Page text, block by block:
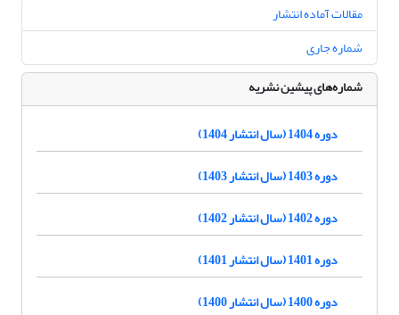
مقالات آماده انتشار
شماره جاری
شماره‌های پیشین نشریه
دوره 1404 (سال انتشار 1404)
دوره 1403 (سال انتشار 1403)
دوره 1402 (سال انتشار 1402)
دوره 1401 (سال انتشار 1401)
دوره 1400 (سال انتشار 1400)